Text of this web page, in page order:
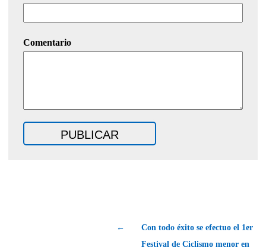
Comentario
←
Con todo éxito se efectuo el 1er
Festival de Ciclismo menor en